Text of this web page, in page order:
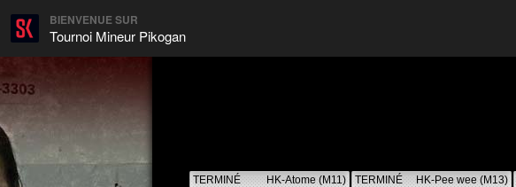
BIENVENUE SUR
Tournoi Mineur Pikogan
TERMINÉ
HK-Atome (M11)
TERMINÉ
HK-Pee wee (M13)